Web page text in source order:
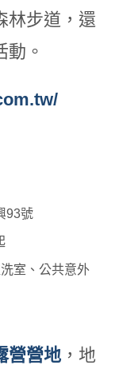
林步道，還
。
93號
室、公共意外
營營地，地